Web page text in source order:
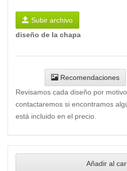
Subir archivo
diseño de la chapa
Recomendaciones
Revisamos cada diseño por
contactaremos si encontramos
está incluido en el precio.
Añadir al